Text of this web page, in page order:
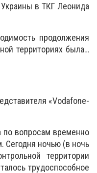
в ТКГ Леонида
продолжения
территориях была…
«Vodafone-
вопросам временно
Сегодня ночью (в ночь
территории
трудоспособное